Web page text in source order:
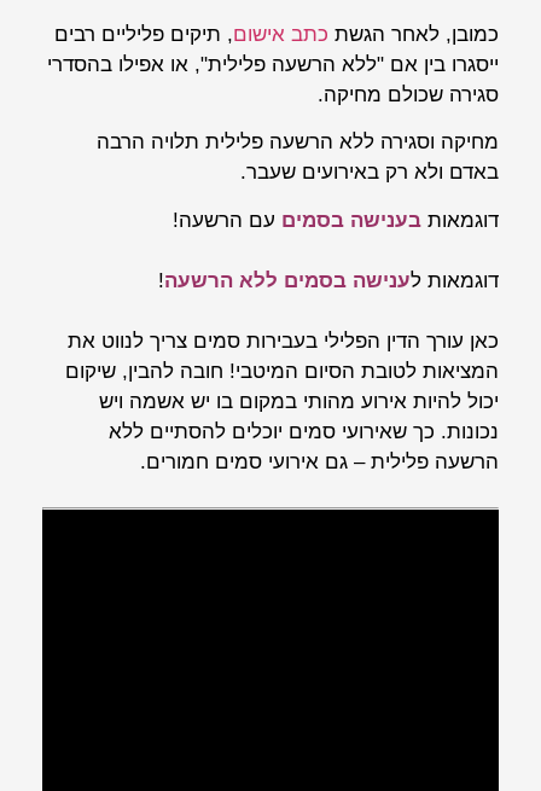
כמובן, לאחר הגשת כתב אישום, תיקים פליליים רבים
ייסגרו בין אם "ללא הרשעה פלילית", או אפילו בהסדרי
סגירה שכולם מחיקה.
מחיקה וסגירה ללא הרשעה פלילית תלויה הרבה
באדם ולא רק באירועים שעבר.
דוגמאות בענישה בסמים עם הרשעה!
דוגמאות לענישה בסמים ללא הרשעה!
כאן עורך הדין הפלילי בעבירות סמים צריך לנווט את
המציאות לטובת הסיום המיטבי! חובה להבין, שיקום
יכול להיות אירוע מהותי במקום בו יש אשמה ויש
נכונות. כך שאירועי סמים יוכלים להסתיים ללא
הרשעה פלילית – גם אירועי סמים חמורים.